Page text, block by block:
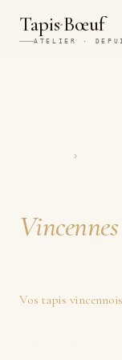
Tapis·Bœuf
ATELIER ·
›
Vincennes
Vos tapis